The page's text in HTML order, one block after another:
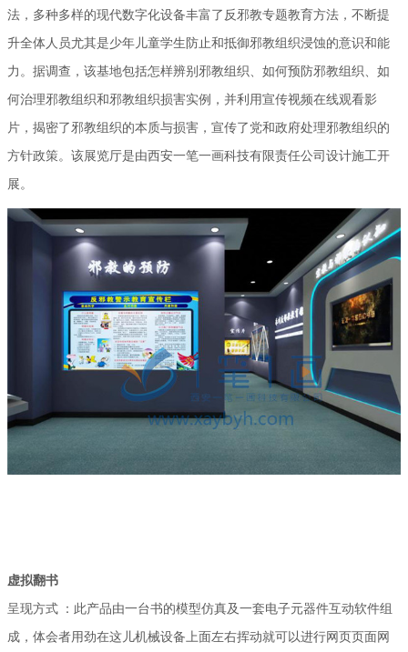
法，多种多样的现代数字化设备丰富了反邪教专题教育方法，不断提
升全体人员尤其是少年儿童学生防止和抵御邪教组织浸蚀的意识和能
力。据调查，该基地包括怎样辨别邪教组织、如何预防邪教组织、如
何治理邪教组织和邪教组织损害实例，并利用宣传视频在线观看影
片，揭密了邪教组织的本质与损害，宣传了党和政府处理邪教组织的
方针政策。该展览厅是由西安一笔一画科技有限责任公司设计施工开
展。
虚拟翻书
呈现方式 ：此产品由一台书的模型仿真及一套电子元器件互动软件组
成，体会者用劲在这儿机械设备上面左右挥动就可以进行网页页面网